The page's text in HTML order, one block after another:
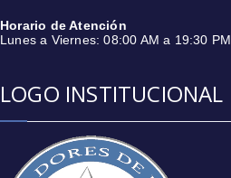
Horario de Atención
Lunes a Viernes: 08:00 AM a 19:30 PM
LOGO INSTITUCIONAL